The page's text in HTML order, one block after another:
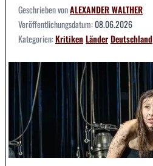
Geschrieben vonALEXANDER WALTHER
Veröffentlichungsdatum:08.06.2026
Kategorien:KritikenLänderDeutschland